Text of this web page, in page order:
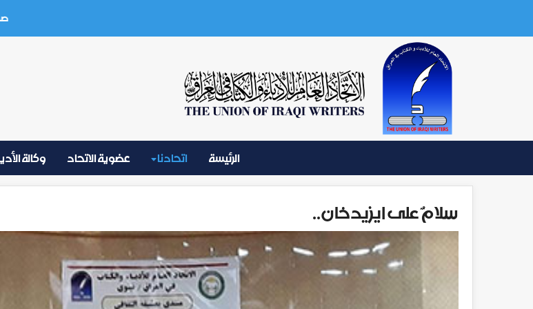
صحيفة
الرئيسة اتحادنا عضوية الاتحاد وكالة
سلامٌ على ايزيدخان..